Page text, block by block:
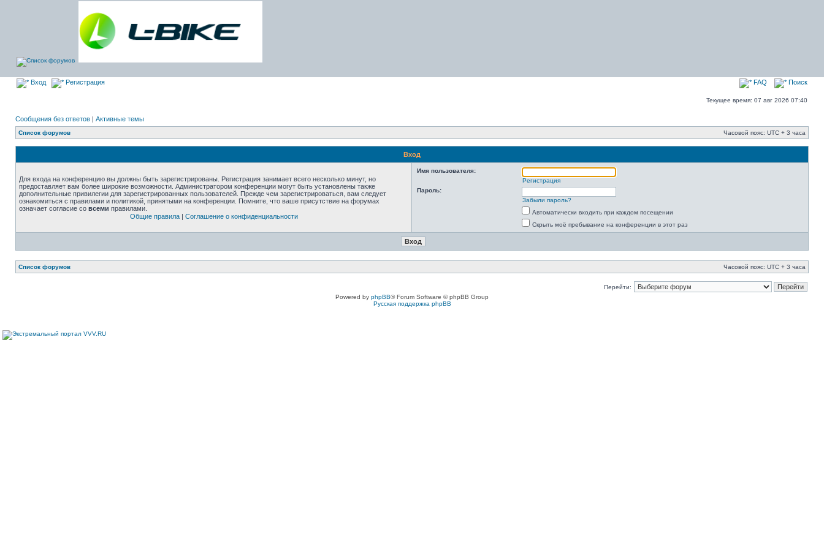
Вход Регистрация FAQ Поиск
Текущее время: 07 авг 2026 07:40
Сообщения без ответов | Активные темы
Список форумов Часовой пояс: UTC + 3 часа
Вход
Для входа на конференцию вы должны быть зарегистрированы. Регистрация занимает всего несколько минут, но
предоставляет вам более широкие возможности. Администратором конференции могут быть установлены также
дополнительные привилегии для зарегистрированных пользователей. Прежде чем зарегистрироваться, вам следует
ознакомиться с правилами и политикой, принятыми на конференции. Помните, что ваше присутствие на форумах
означает согласие со всеми правилами.
Общие правила| Соглашение о конфиденциальности
Имя пользователя:
Регистрация
Пароль:
Забыли пароль?
Автоматически входить при каждом посещении
Скрыть моё пребывание на конференции в этот раз
Список форумов Часовой пояс: UTC + 3 часа
Перейти:
Powered by phpBB® Forum Software © phpBB Group
Русская поддержка phpBB